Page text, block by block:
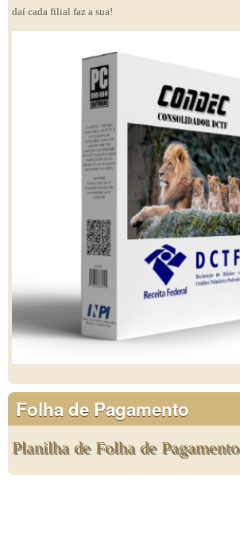
daí cada filial faz a sua!
Folha de Pagamento
Planilha de Folha de Pagamento